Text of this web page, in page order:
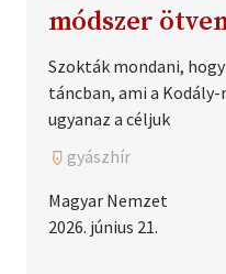
módszer
Szokták mondani,
táncban, ami a
ugyanaz a céljuk
gyászhír
Magyar Nemzet
2026. június 21.